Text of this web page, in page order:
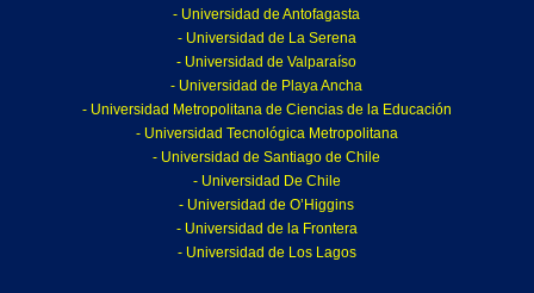
- Universidad de Antofagasta
- Universidad de La Serena
- Universidad de Valparaíso
- Universidad de Playa Ancha
- Universidad Metropolitana de Ciencias de la Educación
- Universidad Tecnológica Metropolitana
- Universidad de Santiago de Chile
- Universidad De Chile
- Universidad de O’Higgins
- Universidad de la Frontera
- Universidad de Los Lagos